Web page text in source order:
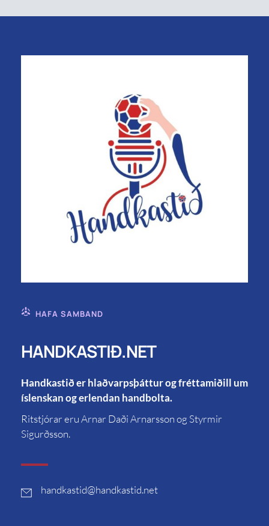
HAFA SAMBAND
HANDKASTIÐ.NET
Handkastið er hlaðvarpsþáttur og fréttamiðill um
íslenskan og erlendan handbolta.
Ritstjórar eru Arnar Daði Arnarsson og Styrmir
Sigurðsson.
handkastid@handkastid.net